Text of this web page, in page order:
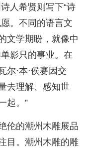
人希贤则写下“诗
。不同的语言文
文学期盼，就像中
影只的事业。在
尔·本·侯赛因交
去理解、感知世
起。”
伦的潮州木雕展品
目。潮州木雕的雕